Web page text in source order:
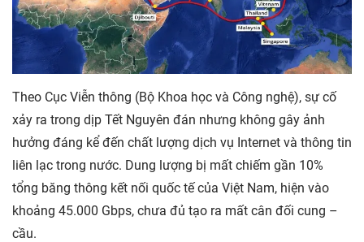
Theo Cục Viễn thông (Bộ Khoa học và Công nghệ), sự cố
xảy ra trong dịp Tết Nguyên đán nhưng không gây ảnh
hưởng đáng kể đến chất lượng dịch vụ Internet và thông tin
liên lạc trong nước. Dung lượng bị mất chiếm gần 10%
tổng băng thông kết nối quốc tế của Việt Nam, hiện vào
khoảng 45.000 Gbps, chưa đủ tạo ra mất cân đối cung –
cầu.